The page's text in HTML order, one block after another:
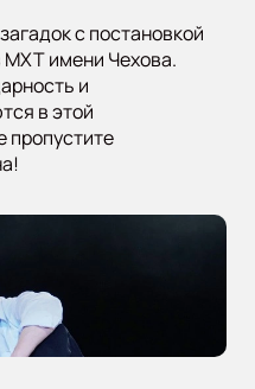
с постановкой
МХТ имени Чехова.
и
в этой
пропустите